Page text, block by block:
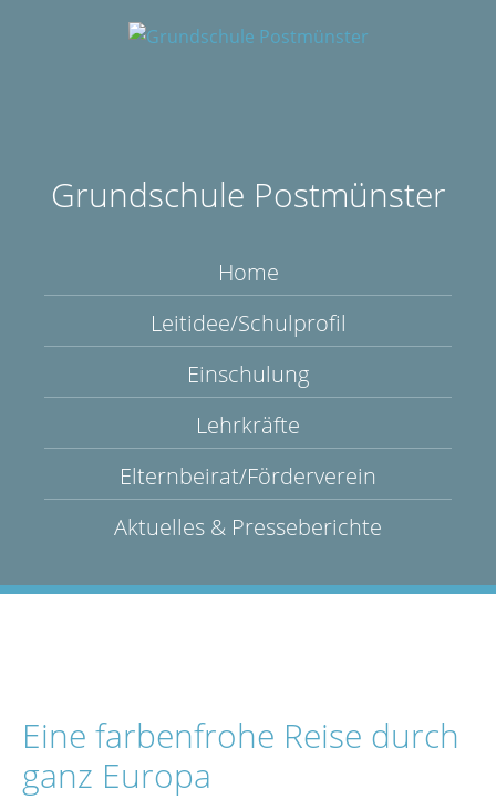
Grundschule Postmünster
Home
Leitidee/Schulprofil
Einschulung
Lehrkräfte
Elternbeirat/Förderverein
Aktuelles & Presseberichte
Eine farbenfrohe Reise durch
ganz Europa